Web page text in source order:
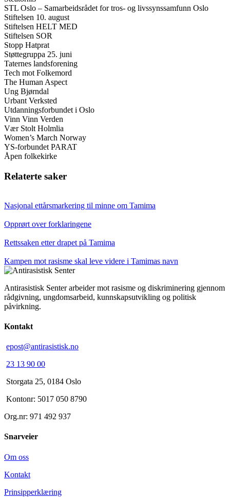
STL Oslo – Samarbeidsrådet for tros- og livssynssamfunn Oslo
Stiftelsen 10. august
Stiftelsen HELT MED
Stiftelsen SOR
Stopp Hatprat
Støttegruppa 25. juni
Taternes landsforening
Tech mot Folkemord
The Human Aspect
Ung Bjørndal
Urbant Verksted
Utdanningsforbundet i Oslo
Vinn Vinn Verden
Vær Stolt Holmlia
Women’s March Norway
YS-forbundet PARAT
Åpen folkekirke
Relaterte saker
Nasjonal ettårsmarkering til minne om Tamima
Opprørt over forklaringene
Rettssaken etter drapet på Tamima
Kampen mot rasisme skal leve videre i Tamimas navn
Antirasistisk Senter arbeider mot rasisme og diskriminering gjennom
rådgivning, ungdomsarbeid, kunnskapsutvikling og politisk
påvirkning.
Kontakt
epost@antirasistisk.no
23 13 90 00
Storgata 25, 0184 Oslo
Kontonr: 5017 050 8790
Org.nr: 971 492 937
Snarveier
Om oss
Kontakt
Prinsipperklæring